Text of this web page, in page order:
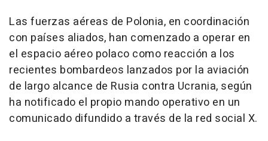
Las fuerzas aéreas de Polonia, en coordinación
con países aliados, han comenzado a operar en
el espacio aéreo polaco como reacción a los
recientes bombardeos lanzados por la aviación
de largo alcance de Rusia contra Ucrania, según
ha notificado el propio mando operativo en un
comunicado difundido a través de la red social X.